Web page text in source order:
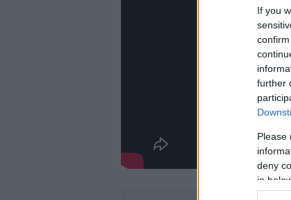
If you
further
Please
deny
in